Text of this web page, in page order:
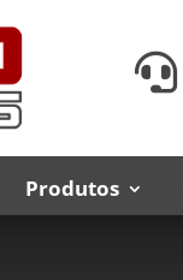

Produtos